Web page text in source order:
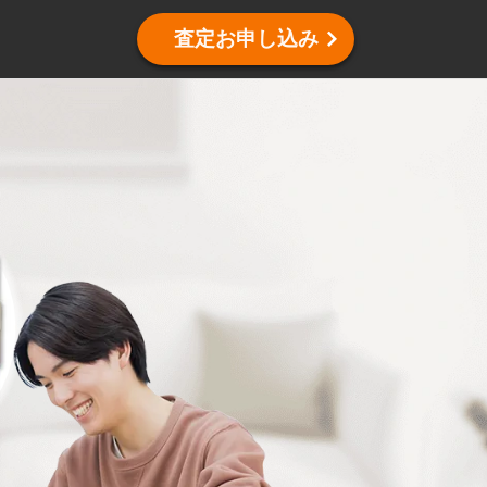
査定お申し込み